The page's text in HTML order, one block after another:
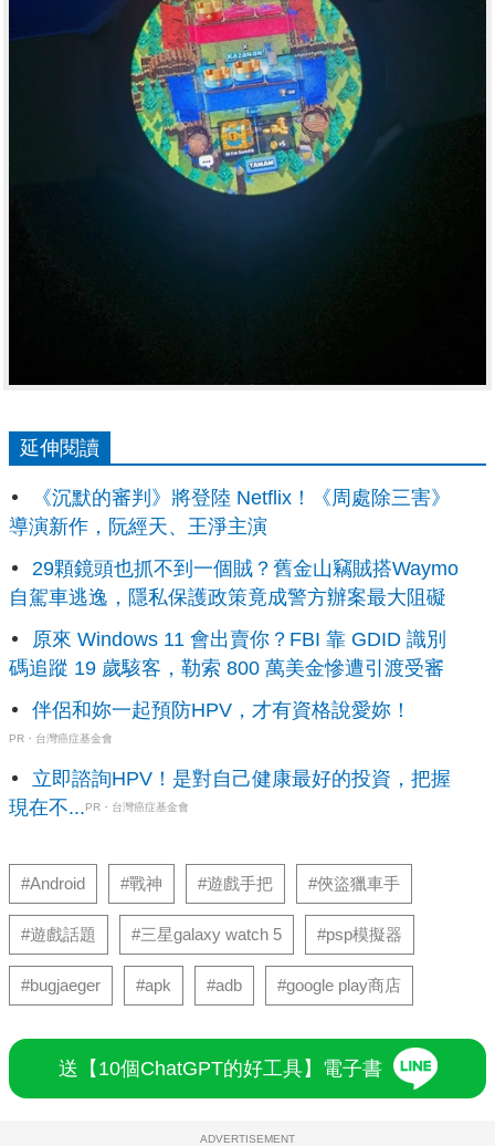
延伸閱讀
《沉默的審判》將登陸 Netflix！《周處除三害》
導演新作，阮經天、王淨主演
29顆鏡頭也抓不到一個賊？舊金山竊賊搭Waymo
自駕車逃逸，隱私保護政策竟成警方辦案最大阻礙
原來 Windows 11 會出賣你？FBI 靠 GDID 識別
碼追蹤 19 歲駭客，勒索 800 萬美金慘遭引渡受審
伴侶和妳一起預防HPV，才有資格說愛妳！
PR・台灣癌症基金會
立即諮詢HPV！是對自己健康最好的投資，把握
現在不...PR・台灣癌症基金會
#Android #戰神 #遊戲手把 #俠盜獵車手
#遊戲話題 #三星galaxy watch 5 #psp模擬器
#bugjaeger #apk #adb #google play商店
送【10個ChatGPT的好工具】電子書
ADVERTISEMENT